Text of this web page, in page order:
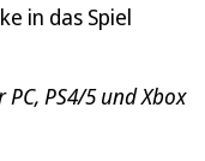
in das Spiel
PS4/5 und Xbox